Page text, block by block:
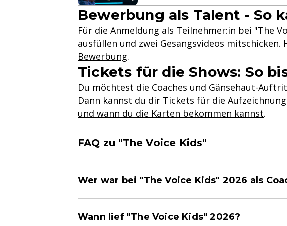
Bewerbung als Talent - So
Für die Anmeldung als Teilnehmer:in bei "The
ausfüllen und zwei Gesangsvideos mitschicken.
Bewerbung.
Tickets für die Shows: So
Du möchtest die Coaches und Gänsehaut-
Dann kannst du dir Tickets für die
und wann du die Karten bekommen kannst.
FAQ zu "The Voice Kids"
Wer war bei "The Voice Kids" 2026 als
Wann lief "The Voice Kids" 2026?